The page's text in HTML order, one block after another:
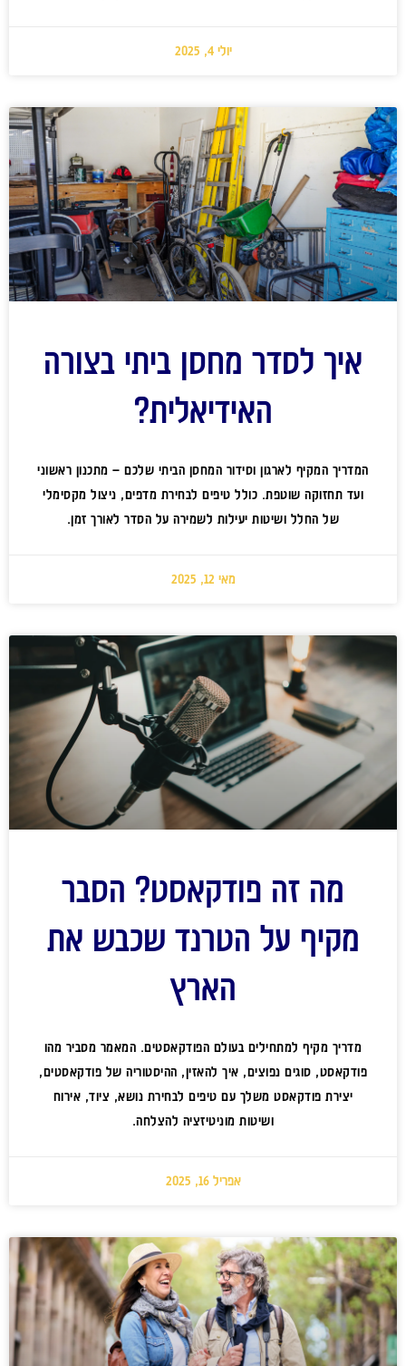
יולי 4, 2025
איך לסדר מחסן ביתי בצורה
האידיאלית?
המדריך המקיף לארגון וסידור המחסן הביתי שלכם – מתכנון ראשוני
ועד תחזוקה שוטפת. כולל טיפים לבחירת מדפים, ניצול מקסימלי
של החלל ושיטות יעילות לשמירה על הסדר לאורך זמן.
מאי 12, 2025
מה זה פודקאסט? הסבר
מקיף על הטרנד שכבש את
הארץ
מדריך מקיף למתחילים בעולם הפודקאסטים. המאמר מסביר מהו
פודקאסט, סוגים נפוצים, איך להאזין, ההיסטוריה של פודקאסטים,
יצירת פודקאסט משלך עם טיפים לבחירת נושא, ציוד, אירוח
ושיטות מוניטיזציה להצלחה.
אפריל 16, 2025